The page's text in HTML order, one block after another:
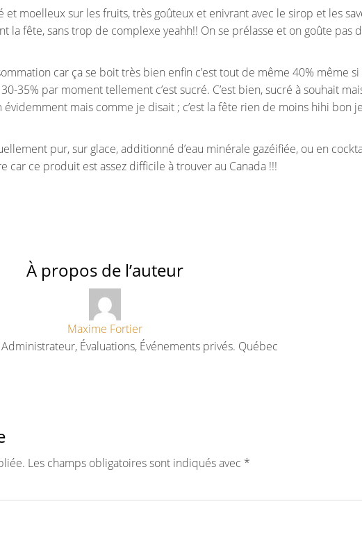
et moelleux sur les fruits, très goûteux et enivrant avec le sirop et les
la fête, sans trop de complexe yeahh!! On se prélasse et on goûte pas
car ça se boit très bien enfin c’est tout de même 40% même
35% par moment tellement c’est sucré. C’est bien, sucré à souhait
évidemment mais comme je disait ; c’est la fête rien de moins hihi bon
pur, sur glace, additionné d’eau minérale gazéifiée, ou en
ce produit est assez difficile à trouver au Canada !!!
À propos de l’auteur
Maxime Fortier
Évaluations, Événements privés. Québec
Les champs obligatoires sont indiqués avec *